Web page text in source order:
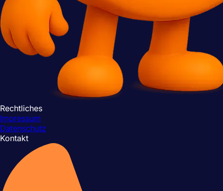
Rechtliches
Impressum
Datenschutz
Kontakt